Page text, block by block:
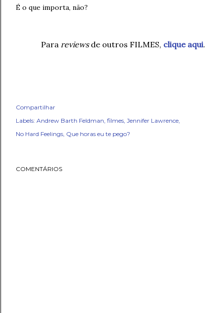
É o que importa, não?
Para reviewsde outros FILMES, clique aqui.
Compartilhar
Labels: Andrew Barth Feldman filmes Jennifer Lawrence
No Hard Feelings Que horas eu te pego?
COMENTÁRIOS